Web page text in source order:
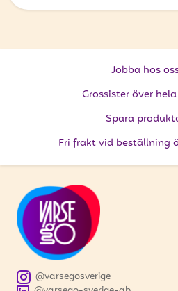
Jobba hos
Grossister över
Spara
Fri frakt vid beställning
@varsegosverige